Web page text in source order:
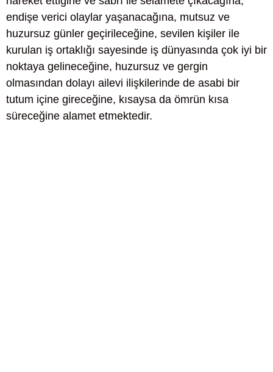
endişe verici olaylar yaşanacağına, mutsuz ve
huzursuz günler geçirileceğine, sevilen kişiler ile
kurulan iş ortaklığı sayesinde iş dünyasında çok iyi bir
noktaya gelineceğine, huzursuz ve gergin
olmasından dolayı ailevi ilişkilerinde de asabi bir
tutum içine gireceğine, kısaysa da ömrün kısa
süreceğine alamet etmektedir.